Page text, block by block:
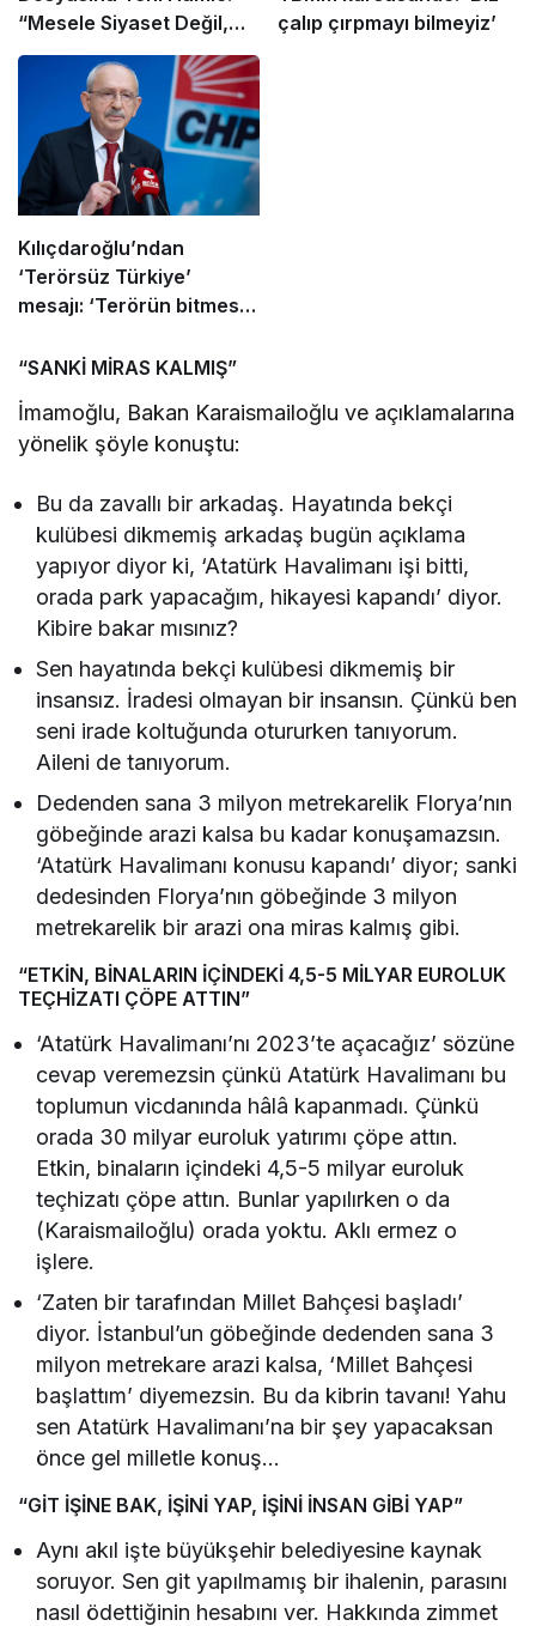
“Mesele Siyaset Değil,
Kamu Yararı”
çalıp çırpmayı bilmeyiz’
Kılıçdaroğlu’ndan
‘Terörsüz Türkiye’
mesajı: ‘Terörün bitmesi
çizgimizdir’
“SANKİ MİRAS KALMIŞ”
İmamoğlu, Bakan Karaismailoğlu ve açıklamalarına
yönelik şöyle konuştu:
Bu da zavallı bir arkadaş. Hayatında bekçi
kulübesi dikmemiş arkadaş bugün açıklama
yapıyor diyor ki, ‘Atatürk Havalimanı işi bitti,
orada park yapacağım, hikayesi kapandı’ diyor.
Kibire bakar mısınız?
Sen hayatında bekçi kulübesi dikmemiş bir
insansız. İradesi olmayan bir insansın. Çünkü ben
seni irade koltuğunda otururken tanıyorum.
Aileni de tanıyorum.
Dedenden sana 3 milyon metrekarelik Florya’nın
göbeğinde arazi kalsa bu kadar konuşamazsın.
‘Atatürk Havalimanı konusu kapandı’ diyor; sanki
dedesinden Florya’nın göbeğinde 3 milyon
metrekarelik bir arazi ona miras kalmış gibi.
“ETKİN, BİNALARIN İÇİNDEKİ 4,5-5 MİLYAR EUROLUK
TEÇHİZATI ÇÖPE ATTIN”
‘Atatürk Havalimanı’nı 2023’te açacağız’ sözüne
cevap veremezsin çünkü Atatürk Havalimanı bu
toplumun vicdanında hâlâ kapanmadı. Çünkü
orada 30 milyar euroluk yatırımı çöpe attın.
Etkin, binaların içindeki 4,5-5 milyar euroluk
teçhizatı çöpe attın. Bunlar yapılırken o da
(Karaismailoğlu) orada yoktu. Aklı ermez o
işlere.
‘Zaten bir tarafından Millet Bahçesi başladı’
diyor. İstanbul’un göbeğinde dedenden sana 3
milyon metrekare arazi kalsa, ‘Millet Bahçesi
başlattım’ diyemezsin. Bu da kibrin tavanı! Yahu
sen Atatürk Havalimanı’na bir şey yapacaksan
önce gel milletle konuş…
“GİT İŞİNE BAK, İŞİNİ YAP, İŞİNİ İNSAN GİBİ YAP”
Aynı akıl işte büyükşehir belediyesine kaynak
soruyor. Sen git yapılmamış bir ihalenin, parasını
nasıl ödettiğinin hesabını ver. Hakkında zimmet